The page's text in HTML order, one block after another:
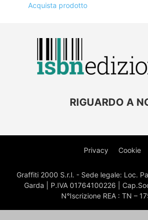
Acquista prodotto
RIGUARDO A
Privacy Cookie
Graffiti 2000 S.r.l. - Sede legale: Loc.
Garda | P.IVA 01764100226 |
N°Iscrizione REA : TN –